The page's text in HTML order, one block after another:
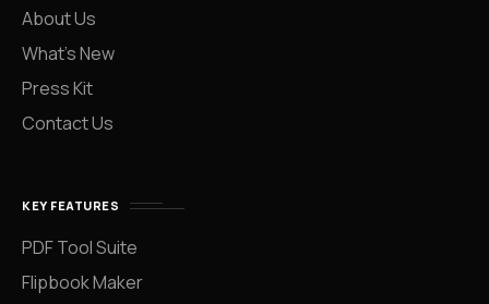
About Us
What’s New
Press Kit
Contact Us
KEY FEATURES
PDF Tool Suite
Flipbook Maker